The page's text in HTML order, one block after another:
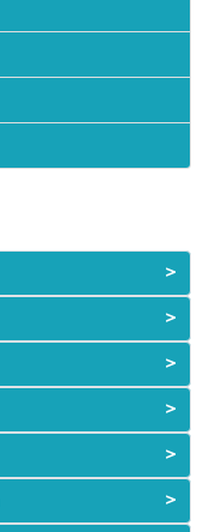
>
>
>
>
>
>